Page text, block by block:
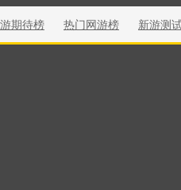
期待榜 热门网游榜 新游测